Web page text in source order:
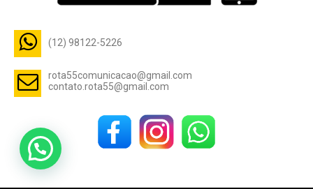
(12) 98122-5226
rota55comunicacao@gmail.com
contato.rota55@gmail.com